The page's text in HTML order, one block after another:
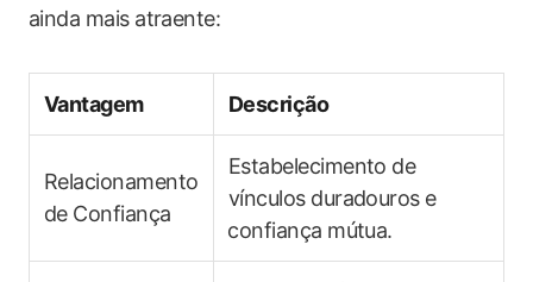
ainda mais atraente:
Vantagem Descrição
Relacionamento
de Confiança
Estabelecimento de
vínculos duradouros e
⁣confiança mútua.